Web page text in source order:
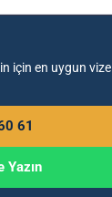
için en uygun vize
61
Yazın